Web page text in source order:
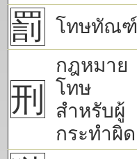
罰 โทษทัณฑ์
刑
กฎหมาย
โทษ
สำหรับผู้
กระทำผิด